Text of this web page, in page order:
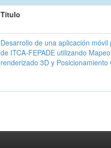
Título
Desarrollo de una aplicación
de ITCA-FEPADE utilizando
renderizado 3D y Posicionamiento